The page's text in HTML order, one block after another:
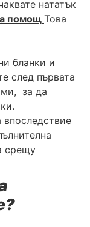
нататък
помощ Това
бланки и
след първата
за да
впоследствие
срещу